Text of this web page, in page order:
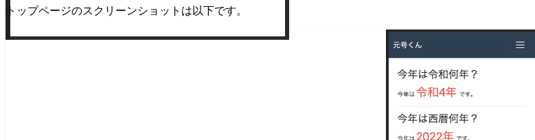
トップページのスクリーンショットは以下です。